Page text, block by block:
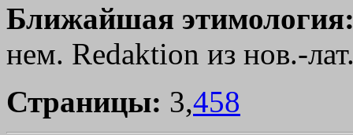
Ближайшая
нем. Redaktion из нов.-
Страницы: 3,458